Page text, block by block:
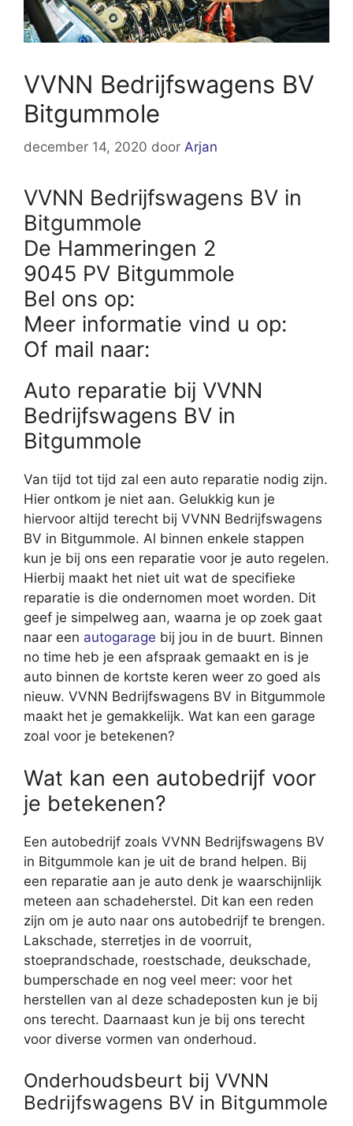
VVNN Bedrijfswagens BV
Bitgummole
december 14, 2020 door Arjan
VVNN Bedrijfswagens BV in
Bitgummole
De Hammeringen 2
9045 PV Bitgummole
Bel ons op:
Meer informatie vind u op:
Of mail naar:
Auto reparatie bij VVNN
Bedrijfswagens BV in
Bitgummole
Van tijd tot tijd zal een auto reparatie nodig zijn.
Hier ontkom je niet aan. Gelukkig kun je
hiervoor altijd terecht bij VVNN Bedrijfswagens
BV in Bitgummole. Al binnen enkele stappen
kun je bij ons een reparatie voor je auto regelen.
Hierbij maakt het niet uit wat de specifieke
reparatie is die ondernomen moet worden. Dit
geef je simpelweg aan, waarna je op zoek gaat
naar een autogarage bij jou in de buurt. Binnen
no time heb je een afspraak gemaakt en is je
auto binnen de kortste keren weer zo goed als
nieuw. VVNN Bedrijfswagens BV in Bitgummole
maakt het je gemakkelijk. Wat kan een garage
zoal voor je betekenen?
Wat kan een autobedrijf voor
je betekenen?
Een autobedrijf zoals VVNN Bedrijfswagens BV
in Bitgummole kan je uit de brand helpen. Bij
een reparatie aan je auto denk je waarschijnlijk
meteen aan schadeherstel. Dit kan een reden
zijn om je auto naar ons autobedrijf te brengen.
Lakschade, sterretjes in de voorruit,
stoeprandschade, roestschade, deukschade,
bumperschade en nog veel meer: voor het
herstellen van al deze schadeposten kun je bij
ons terecht. Daarnaast kun je bij ons terecht
voor diverse vormen van onderhoud.
Onderhoudsbeurt bij VVNN
Bedrijfswagens BV in Bitgummole